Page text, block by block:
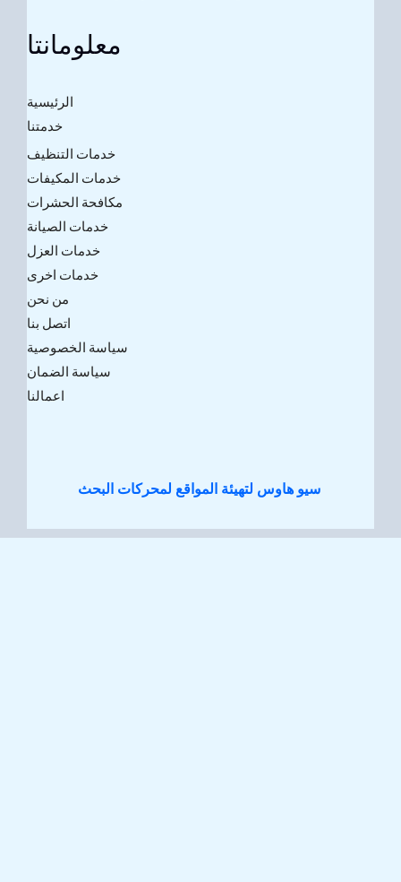
معلومانتا
الرئيسية
خدمتنا
خدمات التنظيف
خدمات المكيفات
مكافحة الحشرات
خدمات الصيانة
خدمات العزل
خدمات اخرى
من نحن
اتصل بنا
سياسة الخصوصية
سياسة الضمان
اعمالنا
سيو هاوس لتهيئة المواقع لمحركات البحث